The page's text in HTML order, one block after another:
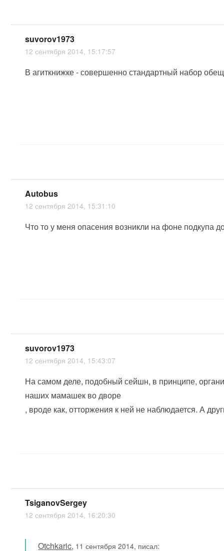
suvorov1973
12 сентября 2014, 15:17:57
В агиткнижке - совершенно стандартный набор
Autobus
12 сентября 2014, 15:31:10
Что то у меня опасения возникли на фоне подкупа
suvorov1973
12 сентября 2014, 15:43:07
На самом деле, подобный сейшн, в принципе,
наших мамашек во дворе
, вроде как, отторжения к ней не наблюдается. А
TsiganovSergey
12 сентября 2014, 16:20:30
Otchkaric, 11 сентября 2014, писал: